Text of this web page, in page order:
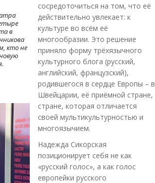
в
кто не
сосредоточиться на том, что её
действительно увлекает: к
культуре во всём её
многообразии. Это решение
приняло форму трёхязычного
культурного блога (русский,
английский, французский),
родившегося в сердце Европы – в
Швейцарии, её приёмной стране,
стране, которая отличается
своей мультикультурностью и
многоязычием.
Надежда Сикорская
позиционирует себя не как
«русский голос», а как голос
европейки русского